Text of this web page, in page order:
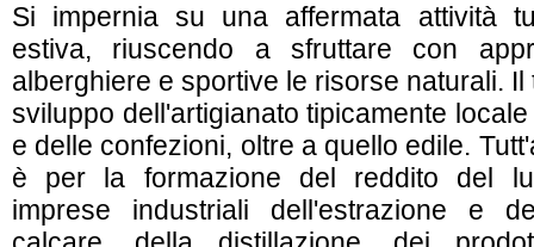
Si impernia su una affermata attività
estiva, riuscendo a sfruttare con
alberghiere e sportive le risorse naturali.
sviluppo dell'artigianato tipicamente
e delle confezioni, oltre a quello edile.
è per la formazione del reddito del
imprese industriali dell'estrazione e